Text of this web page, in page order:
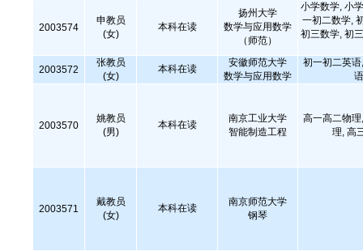
2003574
申教员
(女)
本科在读
扬州大学
数学与应用数学
（师范）
小学数学, 小
一初二数学,
初三数学, 初
2003572
张教员
(女)
本科在读
安徽师范大学
数学与应用数学
初一初二英
2003570
姚教员
(男)
本科在读
南京工业大学
智能制造工程
高一高二物
理, 高
2003571
戴教员
(女)
本科在读
南京师范大学
钢琴